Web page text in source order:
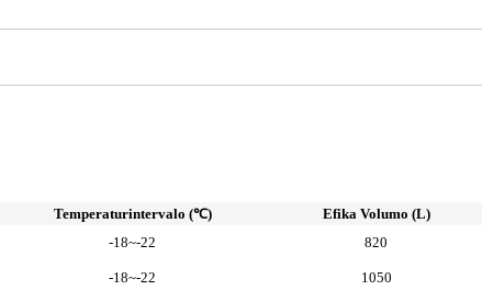
Temperaturintervalo (℃) Efika Volumo (L)
-18~-22 820
-18~-22 1050